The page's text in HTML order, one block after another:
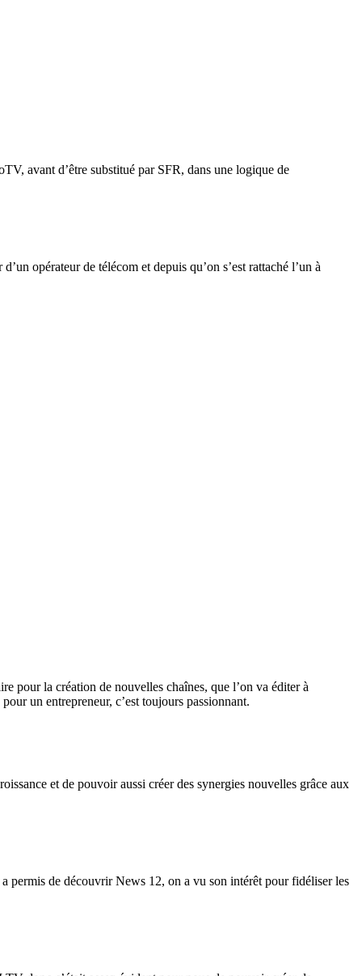
avant d’être substitué par SFR, dans une logique de
opérateur de télécom et depuis qu’on s’est rattaché l’un à
pour la création de nouvelles chaînes, que l’on va éditer à
un entrepreneur, c’est toujours passionnant.
et de pouvoir aussi créer des synergies nouvelles grâce aux
permis de découvrir News 12, on a vu son intérêt pour fidéliser les